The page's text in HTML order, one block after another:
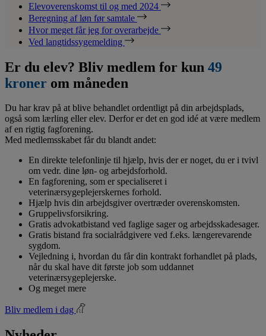
Elevoverenskomst til og med 2024
Beregning af løn før samtale
Hvor meget får jeg for overarbejde
Ved langtidssygemelding
Er du elev? Bliv medlem for kun 49
kroner om måneden
Du har krav på at blive behandlet ordentligt på din arbejdsplads,
også som lærling eller elev. Derfor er det en god idé at være medlem
af en rigtig fagforening.
Med medlemsskabet får du blandt andet:
En direkte telefonlinje til hjælp, hvis der er noget, du er i tvivl
om vedr. dine løn- og arbejdsforhold.
En fagforening, som er specialiseret i
veterinærsygeplejerskernes forhold.
Hjælp hvis din arbejdsgiver overtræder overenskomsten.
Gruppelivsforsikring.
Gratis advokatbistand ved faglige sager og arbejdsskadesager.
Gratis bistand fra socialrådgivere ved f.eks. længerevarende
sygdom.
Vejledning i, hvordan du får din kontrakt forhandlet på plads,
når du skal have dit første job som uddannet
veterinærsygeplejerske.
Og meget mere
Bliv medlem i dag